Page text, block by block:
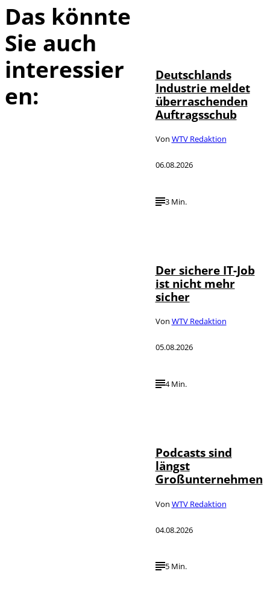
Das könnte
Sie auch
interessier
en:
Deutschlands
Industrie meldet
überraschenden
Auftragsschub
Von WTV Redaktion
06.08.2026
3 Min.
Der sichere IT-Job
ist nicht mehr
sicher
Von WTV Redaktion
05.08.2026
4 Min.
Podcasts sind
längst
Großunternehmen
Von WTV Redaktion
04.08.2026
5 Min.